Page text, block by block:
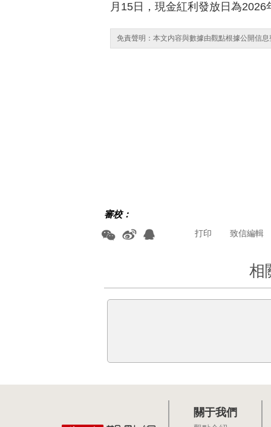
月15日，現金紅利發放日為2026
免責聲明：本文内容與數據由觀點根據公開信
審校：
致信編輯
打印
相
關于我們